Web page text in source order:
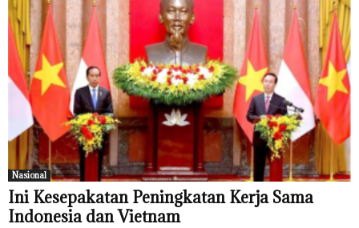
Nasional
Ini Kesepakatan Peningkatan Kerja Sama
Indonesia dan Vietnam